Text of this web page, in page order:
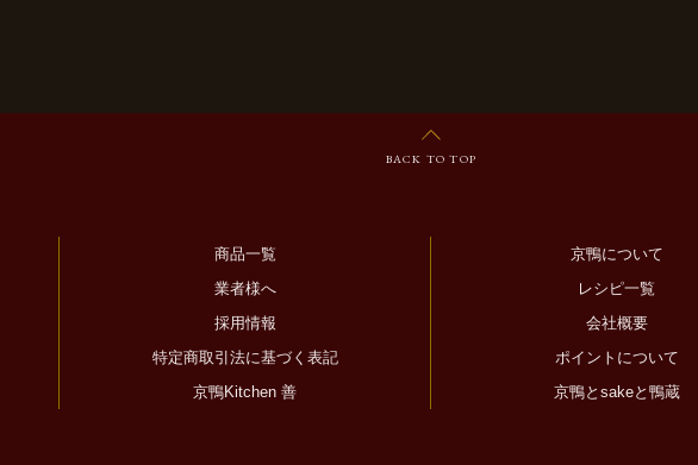
BACK TO TOP
商品一覧
京鴨について
業者様へ
レシピ一覧
採用情報
会社概要
特定商取引法に基づく表記
ポイントについて
京鴨Kitchen 善 京鴨とsakeと鴨蔵